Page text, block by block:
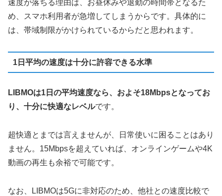
速度が落ちる理由は、お昼休みや退勤の時間帯となるた
め、スマホ利用者が急増してしまうからです。具体的に
は、帯域制限がかけられているからだと思われます。
1日平均の速度は十分に許容できる水準
LIBMOは1日の平均速度なら、およそ18Mbpsとなってお
り、十分に快適なレベルです。
超快適とまでは言えませんが、日常使いに困ることはあり
ません。15Mbpsを超えていれば、オンラインゲームや4K
動画の再生も余裕で可能です。
なお、LIBMOは5Gに非対応のため、他社との速度比較で